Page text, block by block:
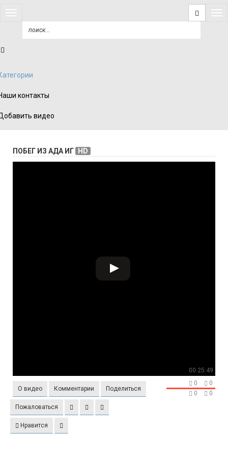
контакты
видео
ПОБЕГ ИЗ АДА ИГ HD
00:25:49
О видео Комментарии Поделиться
Пожаловаться
Нравится
0
0
0
0